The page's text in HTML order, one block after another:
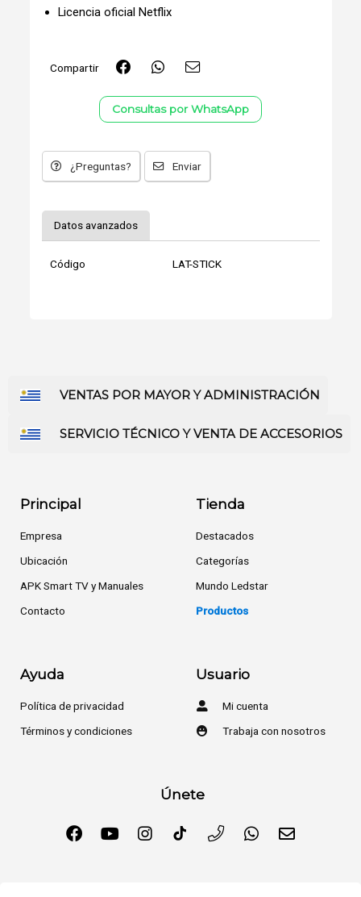
Licencia oficial Netflix
Compartir
Consultas por WhatsApp
¿Preguntas? Enviar
Datos avanzados
Código LAT-STICK
VENTAS POR MAYOR Y ADMINISTRACIÓN
SERVICIO TÉCNICO Y VENTA DE ACCESORIOS
Principal
Empresa
Ubicación
APK Smart TV y Manuales
Contacto
Tienda
Destacados
Categorías
Mundo Ledstar
Productos
Ayuda
Política de privacidad
Términos y condiciones
Usuario
Mi cuenta
Trabaja con nosotros
Únete